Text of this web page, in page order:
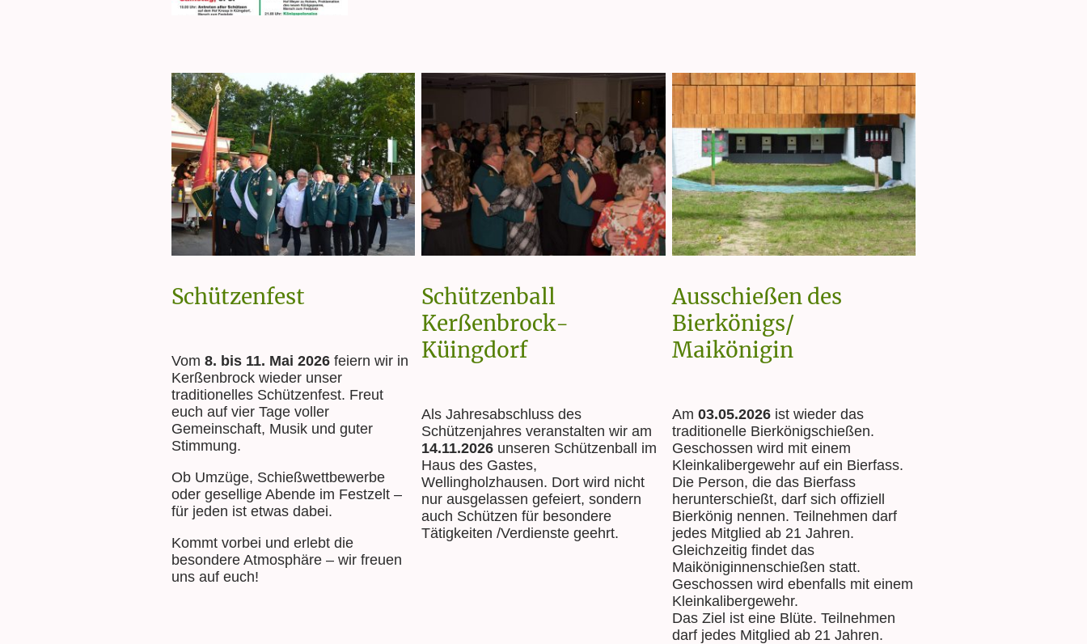
Schützenfest
Vom 8. bis 11. Mai 2026 feiern wir in
Kerßenbrock wieder unser
traditionelles Schützenfest. Freut
euch auf vier Tage voller
Gemeinschaft, Musik und guter
Stimmung.
Ob Umzüge, Schießwettbewerbe
oder gesellige Abende im Festzelt –
für jeden ist etwas dabei.
Kommt vorbei und erlebt die
besondere Atmosphäre – wir freuen
uns auf euch!
Schützenball
Kerßenbrock-
Küingdorf
Als Jahresabschluss des
Schützenjahres veranstalten wir am
14.11.2026 unseren Schützenball im
Haus des Gastes,
Wellingholzhausen. Dort wird nicht
nur ausgelassen gefeiert, sondern
auch Schützen für besondere
Tätigkeiten /Verdienste geehrt.
Ausschießen des
Bierkönigs/
Maikönigin
Am 03.05.2026ist wieder das
traditionelle Bierkönigschießen.
Geschossen wird mit einem
Kleinkalibergewehr auf ein Bierfass.
Die Person, die das Bierfass
herunterschießt, darf sich offiziell
Bierkönig nennen. Teilnehmen darf
jedes Mitglied ab 21 Jahren.
Gleichzeitig findet das
Maiköniginnenschießen statt.
Geschossen wird ebenfalls mit einem
Kleinkalibergewehr.
Das Ziel ist eine Blüte. Teilnehmen
darf jedes Mitglied ab 21 Jahren.